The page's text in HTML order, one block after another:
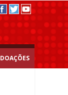
DOAÇÕES